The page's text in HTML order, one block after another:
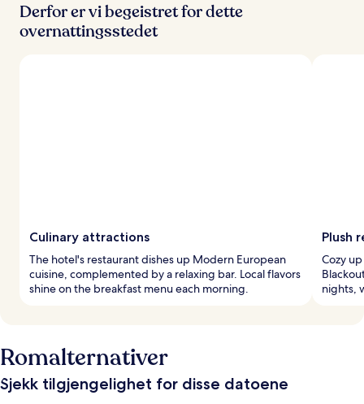
Derfor er vi begeistret for dette
overnattingsstedet
Culinary attractions
The hotel's restaurant dishes up Modern European
cuisine, complemented by a relaxing bar. Local flavors
shine on the breakfast menu each morning.
Plush
Cozy
nights,
Romalternativer
Sjekk tilgjengelighet for disse datoene